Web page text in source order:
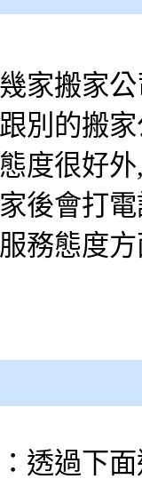
家搬家
別的搬
度很好
後會打
務態度
透過下